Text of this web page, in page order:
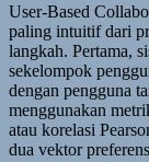
User-Based
paling intuitif dari
langkah. Pertama,
sekelompok
dengan pengguna
menggunakan
atau korelasi
dua vektor